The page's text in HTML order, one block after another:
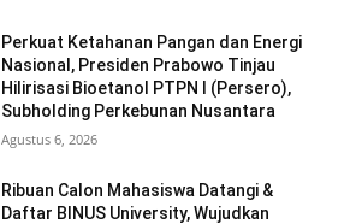
Perkuat Ketahanan Pangan dan Energi
Nasional, Presiden Prabowo Tinjau
Hilirisasi Bioetanol PTPN I (Persero),
Subholding Perkebunan Nusantara
Agustus 6, 2026
Ribuan Calon Mahasiswa Datangi &
Daftar BINUS University, Wujudkan